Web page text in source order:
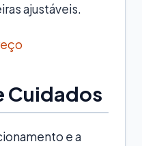
ajustáveis.
Cuidados
e a